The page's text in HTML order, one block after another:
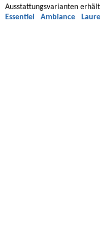
Ausstattungsvarianten
Essentiel
Ambiance